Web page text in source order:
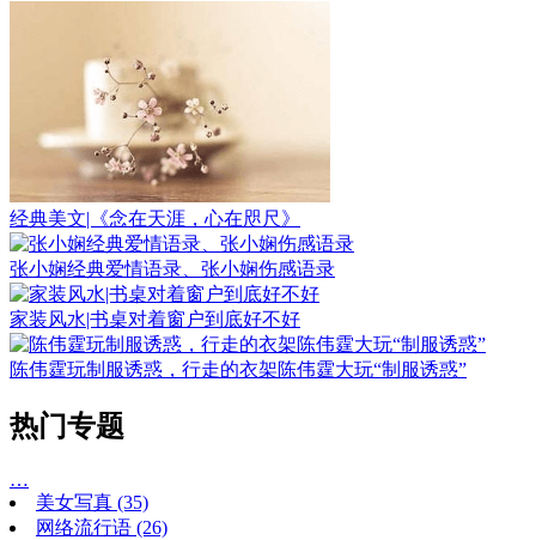
经典美文|《念在天涯，心在咫尺》
张小娴经典爱情语录、张小娴伤感语录
家装风水|书桌对着窗户到底好不好
陈伟霆玩制服诱惑，行走的衣架陈伟霆大玩“制服诱惑”
热门专题
…
美女写真 (35)
网络流行语 (26)